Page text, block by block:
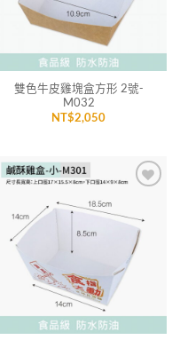
雙色牛皮雞塊盒方形 2號-
M032
NT$2,050
望清
單」